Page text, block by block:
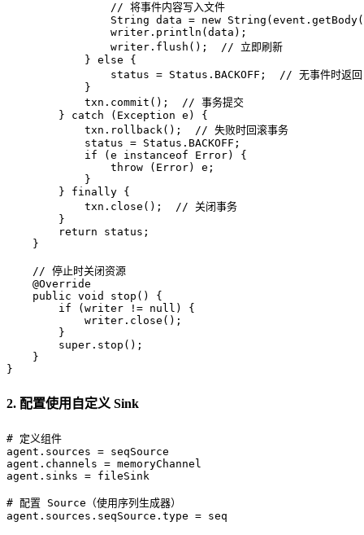
// 将事件内容写入文件
String data = new String
                writer.println(data);
                writer.flush();
// 立即刷新
            }
else {
                status = Status.BACKOFF;
// 无事件时返
            }
            txn.commit();
// 事务提交
        }
catch (Exception e) {
            txn.rollback();
// 失败时回滚事务
            status = Status.BACKOFF;
if (e instanceof Error) {
throw (Error) e;
            }
        }
finally {
            txn.close();
// 关闭事务
        }
return status;
    }
// 停止时关闭资源
@Override
public void stop ()
{
if (writer != null ) {
            writer.close();
        }
super .stop();
    }
}
2. 配置使用自定义 Sink
# 定义组件
agent.sources = seqSource
agent.channels = memoryChannel
agent.sinks = fileSink
# 配置 Source（使用序列生成器）
agent.sources.seqSource.type = seq